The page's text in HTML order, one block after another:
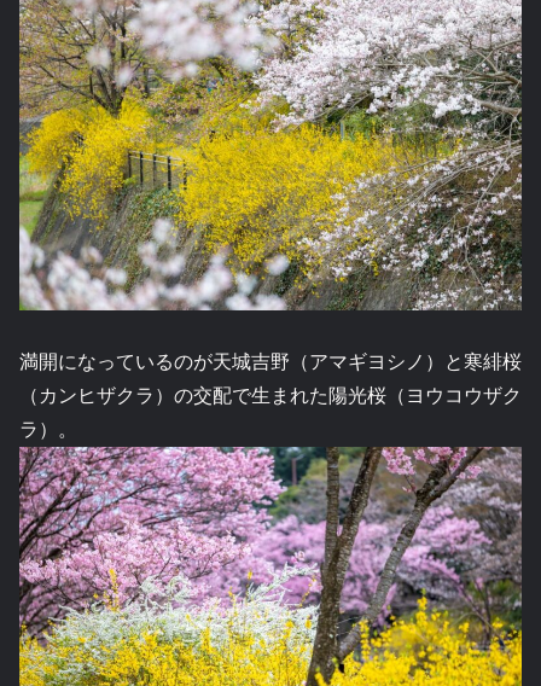
満開になっているのが天城吉野（アマギヨシノ）と寒緋桜
（カンヒザクラ）の交配で生まれた陽光桜（ヨウコウザク
ラ）。